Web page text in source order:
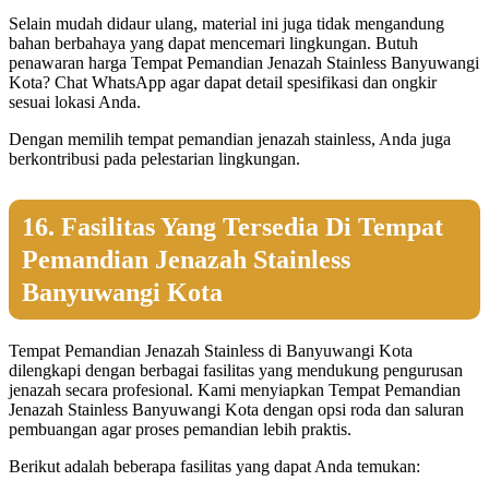
Selain mudah didaur ulang, material ini juga tidak mengandung
bahan berbahaya yang dapat mencemari lingkungan. Butuh
penawaran harga Tempat Pemandian Jenazah Stainless Banyuwangi
Kota? Chat WhatsApp agar dapat detail spesifikasi dan ongkir
sesuai lokasi Anda.
Dengan memilih tempat pemandian jenazah stainless, Anda juga
berkontribusi pada pelestarian lingkungan.
16. Fasilitas Yang Tersedia Di Tempat
Pemandian Jenazah Stainless
Banyuwangi Kota
Tempat Pemandian Jenazah Stainless di Banyuwangi Kota
dilengkapi dengan berbagai fasilitas yang mendukung pengurusan
jenazah secara profesional. Kami menyiapkan Tempat Pemandian
Jenazah Stainless Banyuwangi Kota dengan opsi roda dan saluran
pembuangan agar proses pemandian lebih praktis.
Berikut adalah beberapa fasilitas yang dapat Anda temukan: